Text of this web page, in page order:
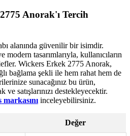
Anorak'ı Tercih
alanında güvenilir bir isimdir.
tasarımlarıyla, kullanıcıların
Wickers Erkek 2775 Anorak,
bağlama şekli ile hem rahat hem de
sunacağınız bu ürün,
ve satışlarınızı destekleyecektir.
inceleyebilirsiniz.
Değer